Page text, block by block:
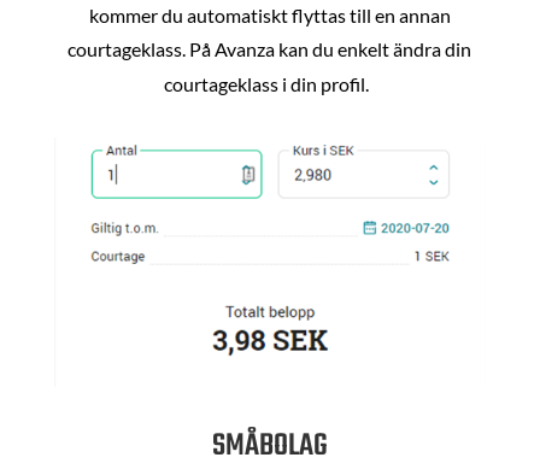
kommer du automatiskt flyttas till en annan
courtageklass. På Avanza kan du enkelt ändra din
courtageklass i din profil.
SMÅBOLAG